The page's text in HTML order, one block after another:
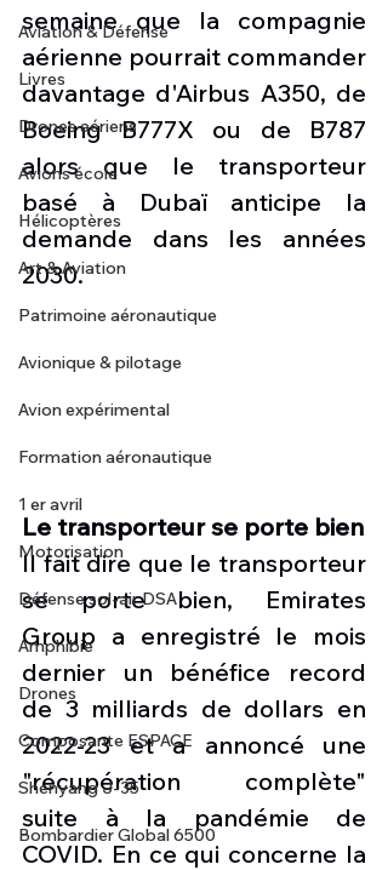
Aviation & Défense
Livres
Drones aériens
Avions école
Hélicoptères
Art & Aviation
Patrimoine aéronautique
Avionique & pilotage
Avion expérimental
Formation aéronautique
1 er avril
Motorisation
Défense sol-air DSA
Amphibie
Drones
Composante ESPACE
Shenyang J-35
Bombardier Global 6500
semaine que la compagnie
aérienne pourrait commander
davantage d'Airbus A350, de
Boeing B777X ou de B787
alors que le transporteur
basé à Dubaï anticipe la
demande dans les années
2030.
Le transporteur se porte bien
Il fait dire que le transporteur
se porte bien, Emirates
Group a enregistré le mois
dernier un bénéfice record
de 3 milliards de dollars en
2022-23 et a annoncé une
"récupération complète"
suite à la pandémie de
COVID. En ce qui concerne la